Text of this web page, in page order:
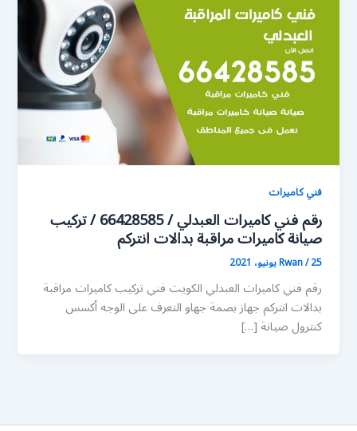
فني كاميرات
رقم فني كاميرات العبدلي / 66428585 / تركيب
صيانة كاميرات مراقبة بدالات انتركم
Rwan/25 يونيو، 2021
رقم فني كاميرات العبدلي الكويت فني تركيب كاميرات مراقبة
بدالات انتركم جهاز بصمة جهاو التعرف على الوجه أكسس
كنترول صيانة […]